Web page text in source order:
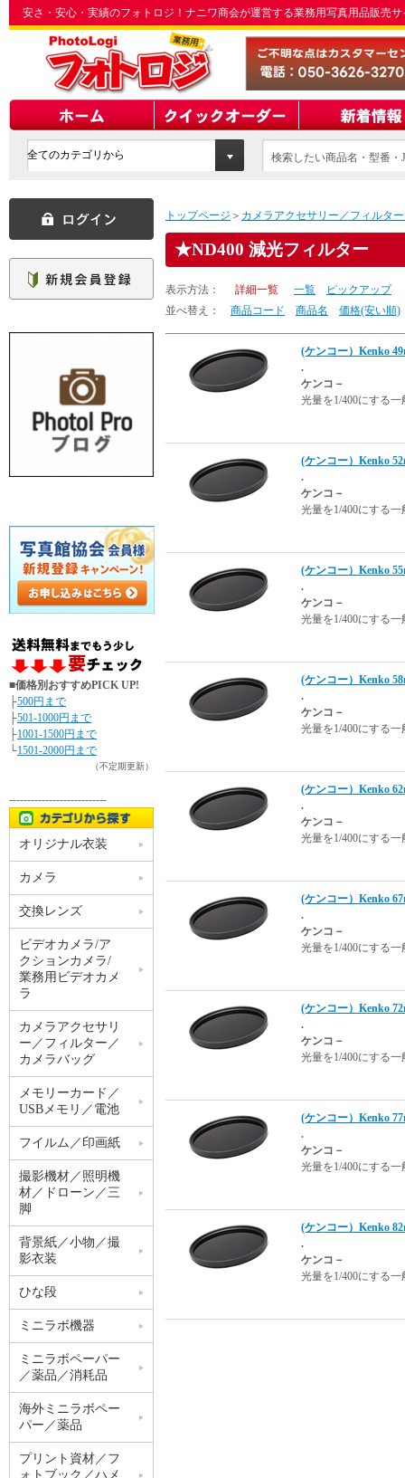
安さ・安心・実績のフォトロジ！ナニワ商会が運営する業務用写真用品販売
検索したい商品名・型番
トップページ ＞ カメラアクセサリー／フィルタ
ND400 減光フィルター
表示方法： 詳細一覧 一覧
ピックアップ
並べ替え：
商品コード 商品名 価格(安い順)
(ケンコー）Kenko
.
ケンコ－
光量を1/400にする
(ケンコー）Kenko
.
ケンコ－
光量を1/400にする
(ケンコー）Kenko
.
ケンコ－
光量を1/400にする
(ケンコー）Kenko
.
ケンコ－
光量を1/400にする
(ケンコー）Kenko
.
ケンコ－
光量を1/400にする
(ケンコー）Kenko
.
ケンコ－
光量を1/400にする
(ケンコー）Kenko
.
ケンコ－
光量を1/400にする
(ケンコー）Kenko
.
ケンコ－
光量を1/400にする
(ケンコー）Kenko
.
ケンコ－
光量を1/400にする
■価格別おすすめPICK UP!
├500円まで
├501-1000円まで
├1001-1500円まで
└1501-2000円まで
（不定期更新）
---------------------------
オリジナル衣装
カメラ
交換レンズ
ビデオカメラ/ア
クションカメラ/
業務用ビデオカメ
ラ
カメラアクセサリ
ー／フィルター／
カメラバッグ
メモリーカード／
USBメモリ／電池
フイルム／印画紙
撮影機材／照明機
材／ドローン／三
脚
背景紙／小物／撮
影衣装
ひな段
ミニラボ機器
ミニラボペーパー
／薬品／消耗品
海外ミニラボペー
パー／薬品
プリント資材／フ
ォトブック／ハメ